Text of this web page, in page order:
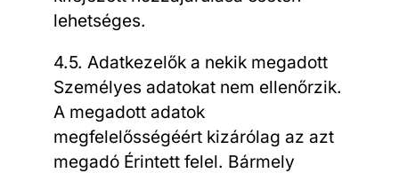
lehetséges.
4.5. Adatkezelők a nekik megadott
Személyes adatokat nem ellenőrzik.
A megadott adatok
megfelelősségéért kizárólag az azt
megadó Érintett felel. Bármely